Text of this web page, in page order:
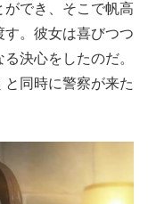
でき、そこで帆高
。彼女は喜びつつ
決心をしたのだ。
同時に警察が来た